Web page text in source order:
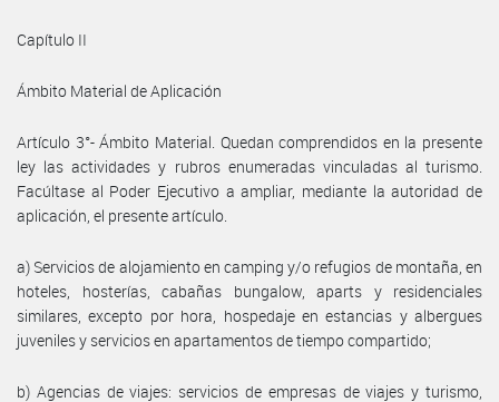
Capítulo II
Ámbito Material de Aplicación
Artículo 3°- Ámbito Material. Quedan comprendidos en la presente
ley las actividades y rubros enumeradas vinculadas al turismo.
Facúltase al Poder Ejecutivo a ampliar, mediante la autoridad de
aplicación, el presente artículo.
a) Servicios de alojamiento en camping y/o refugios de montaña, en
hoteles, hosterías, cabañas bungalow, aparts y residenciales
similares, excepto por hora, hospedaje en estancias y albergues
juveniles y servicios en apartamentos de tiempo compartido;
b) Agencias de viajes: servicios de empresas de viajes y turismo,